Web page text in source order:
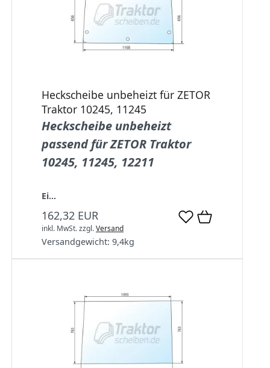
Heckscheibe unbeheizt für ZETOR
Traktor 10245, 11245
Heckscheibe unbeheizt
passend für ZETOR Traktor
10245, 11245, 12211
Ei...
162,32 EUR
inkl. MwSt.zzgl.Versand
Versandgewicht: 9,4kg